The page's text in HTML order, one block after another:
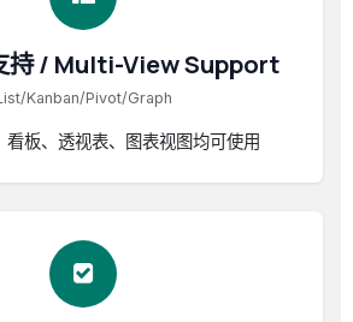
持 / Multi-View Support
Kanban/Pivot/Graph
看板、透视表、图表视图均可使用